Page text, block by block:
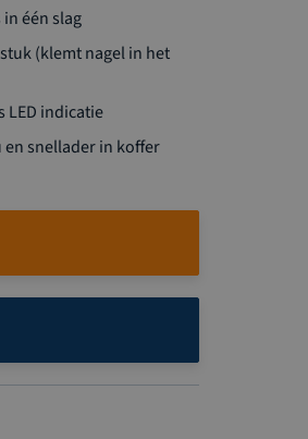
één slag
(klemt nagel in het
LED indicatie
en snellader in koffer